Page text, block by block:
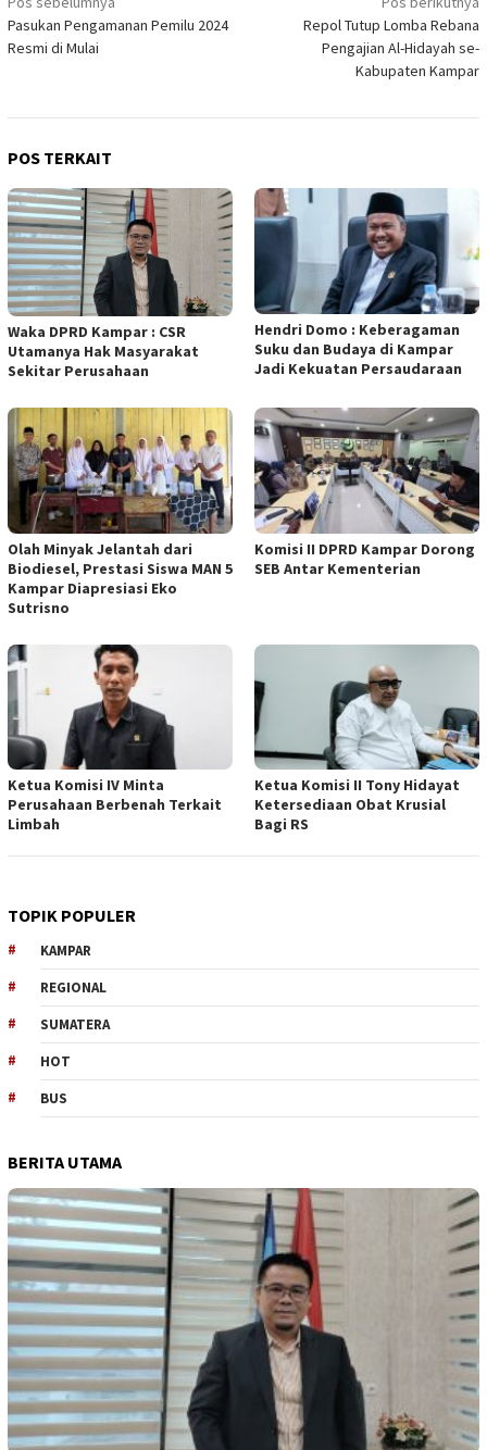
pos
Pasukan Pengamanan Pemilu 2024
Resmi di Mulai
Repol Tutup Lomba Rebana
Pengajian Al-Hidayah se-
Kabupaten Kampar
POS TERKAIT
Waka DPRD Kampar : CSR
Utamanya Hak Masyarakat
Sekitar Perusahaan
Hendri Domo : Keberagaman
Suku dan Budaya di Kampar
Jadi Kekuatan Persaudaraan
Olah Minyak Jelantah dari
Biodiesel, Prestasi Siswa MAN 5
Kampar Diapresiasi Eko
Sutrisno
Komisi II DPRD Kampar Dorong
SEB Antar Kementerian
Ketua Komisi IV Minta
Perusahaan Berbenah Terkait
Limbah
Ketua Komisi II Tony Hidayat
Ketersediaan Obat Krusial
Bagi RS
TOPIK POPULER
KAMPAR
REGIONAL
SUMATERA
HOT
BUS
BERITA UTAMA